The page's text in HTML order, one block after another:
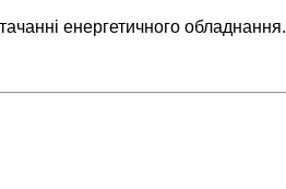
енергетичного обладнання.